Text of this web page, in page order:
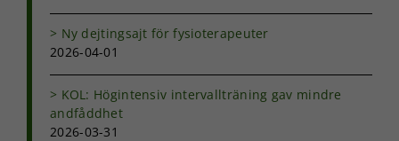
Ny dejtingsajt för fysioterapeuter
2026-04-01
KOL: Högintensiv intervallträning gav mindre
andfåddhet
2026-03-31